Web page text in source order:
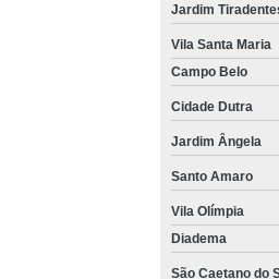
Jardim
Vila Santa Maria
Campo Belo
Cidade Dutra
Jardim Ângela
Santo Amaro
Vila Olímpia
Diadema
São Caetano do